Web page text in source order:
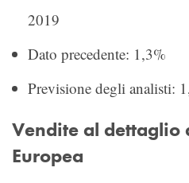
2019
Dato precedente: 1,3%
Previsione degli analisti:
Vendite al dettaglio
Europea